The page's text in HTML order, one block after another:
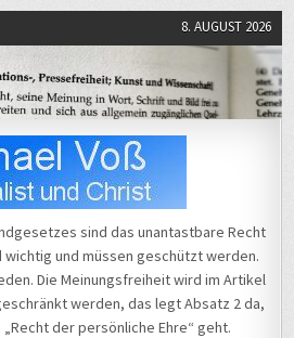
8. AUGUST 2026
sind das unantastbare Recht
wichtig und müssen geschützt werden.
Die Meinungsfreiheit wird im Artikel
werden, das legt Absatz 2 da,
„Recht der persönliche Ehre“ geht.